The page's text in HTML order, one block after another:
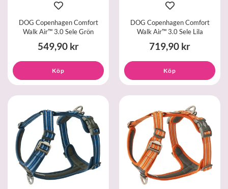
DOG Copenhagen Comfort
Walk Air™ 3.0 Sele Grön
549,90 kr
Köp
DOG Copenhagen Comfort
Walk Air™ 3.0 Sele Lila
719,90 kr
Köp